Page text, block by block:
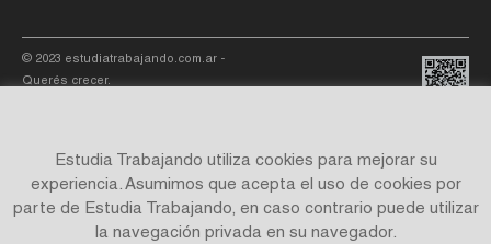
© 2023 estudiatrabajando.com.ar -
Querés crecer.
Site by
Estudia Trabajando utiliza cookies para mejorar su
experiencia. Asumimos que acepta el uso de cookies por
parte de Estudia Trabajando, en caso contrario puede utilizar
la navegación privada en su navegador.